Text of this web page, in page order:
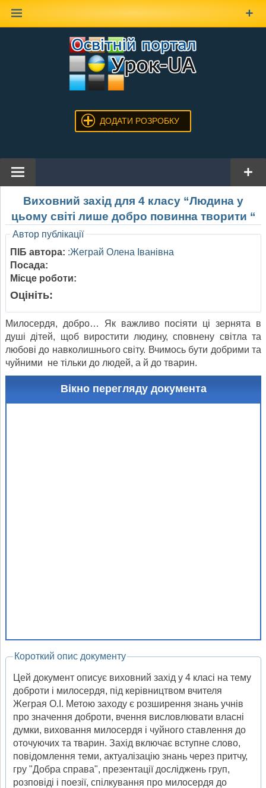
ДОДАТИ РОЗРОБКУ
Виховний захід для 4 класу “Людина у
цьому світі лише добро повинна творити “
Автор публікації
ПІБ автора: :Жеграй Олена Іванівна
Посада:
Місце роботи:
Оцініть:
Милосердя, добро… Як важливо посіяти ці зернята в
душі дітей, щоб виростити людину, сповнену світла та
любові до навколишнього світу. Вчимось бути добрими та
чуйними не тільки до людей, а й до тварин.
Вікно перегляду документа
Короткий опис документу
Цей документ описує виховний захід у 4 класі на тему
доброти і милосердя, під керівництвом вчителя
Жеграя О.І. Метою заходу є розширення знань учнів
про значення доброти, вчення висловлювати власні
думки, виховання милосердя і чуйного ставлення до
оточуючих та тварин. Захід включає вступне слово,
повідомлення теми, актуалізацію знань через притчу,
гру "Добра справа", презентації досліджень груп,
розповіді і поезії, спілкування про милосердя до